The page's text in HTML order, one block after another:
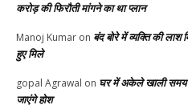
करोड़ की फिरौती मांगने का था प्लान
Manoj Kumar on बंद बोरे में व्यक्ति की
हुए मिले
gopal Agrawal on घर में अकेले खाली समय
जाएंगे होश